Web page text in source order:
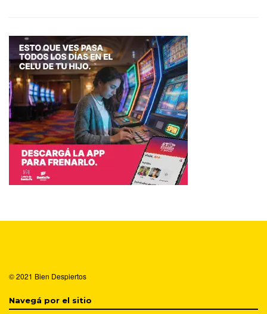
© 2021 Bien Despiertos
Navegá por el sitio